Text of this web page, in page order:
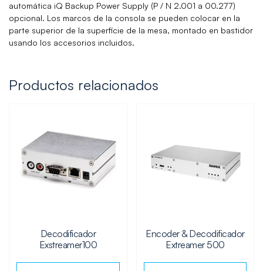
automática iQ Backup Power Supply (P / N 2.001 a 00.277)
opcional. Los marcos de la consola se pueden colocar en la
parte superior de la superficie de la mesa, montado en bastidor
usando los accesorios incluidos.
Productos relacionados
Decodificador
Exstreamer100
Encoder & Decodificador
Extreamer 500